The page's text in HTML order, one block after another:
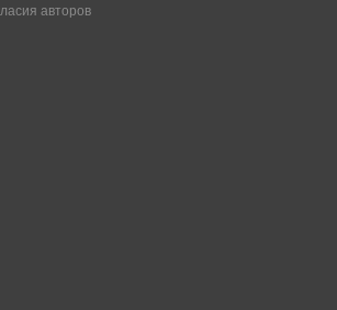
авторов